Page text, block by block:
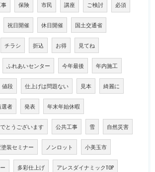
保険 市民 講座 ご検討 必須
祝日開催 休日開催 国土交通省
チラシ 折込 お得 見てね
ふれあいセンター 今年最後 年内施工
値段 仕上げは問題ない 見本 綺麗に
選者 発表 年末年始休暇
とうございます 公共工事 雪 自然災害
装セミナー ノンロット 小美玉市
多彩仕上げ アレスダイナミックTOP